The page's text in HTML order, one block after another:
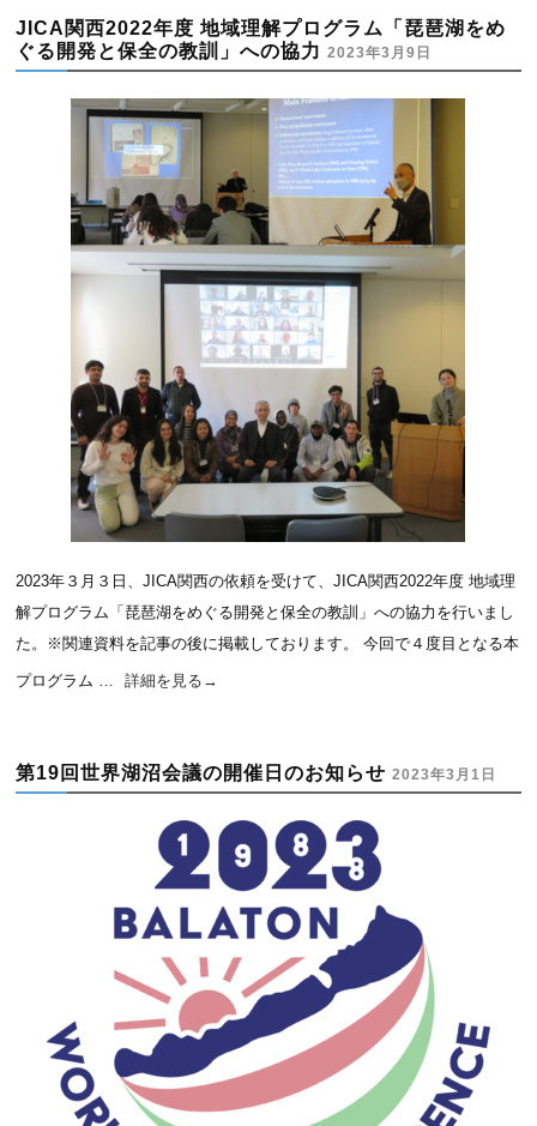
JICA関西2022年度 地域理解プログラム「琵琶湖をめ
ぐる開発と保全の教訓」への協力 2023年3月9日
2023年３月３日、JICA関西の依頼を受けて、JICA関西2022年度 地域理
解プログラム「琵琶湖をめぐる開発と保全の教訓」への協力を行いまし
た。※関連資料を記事の後に掲載しております。 今回で４度目となる本
プログラム … 詳細を見る →
第19回世界湖沼会議の開催日のお知らせ 2023年3月1日